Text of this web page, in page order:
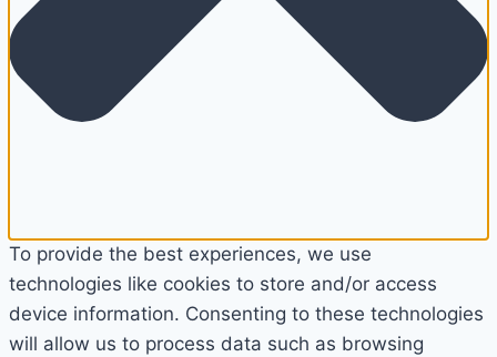
To provide the best experiences, we use
technologies like cookies to store and/or access
device information. Consenting to these technologies
will allow us to process data such as browsing